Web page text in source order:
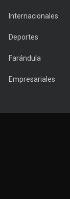
Internacionales
Deportes
Farándula
Empresariales